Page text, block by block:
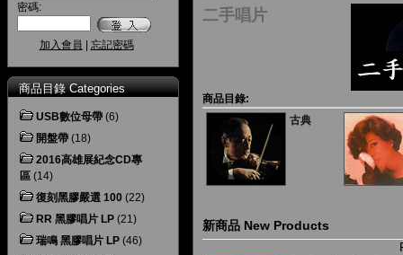
密碼:
加入會員 忘記密碼
商品目錄 Categories
USB數位母帶 (6)
開盤帶 (18)
2016高雄展紀念CD專
區 (14)
復刻黑膠嚴選 100 (22)
RR 黑膠唱片 LP (21)
瑞鳴 黑膠唱片 LP (46)
二手唱片
商品目錄:
古典
新商品 New Products